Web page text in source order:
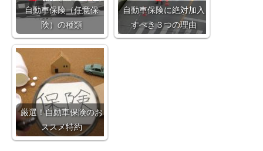
自動車保険（任意保
険）の種類
自動車保険に絶対加入
すべき３つの理由
厳選！自動車保険のお
ススメ特約